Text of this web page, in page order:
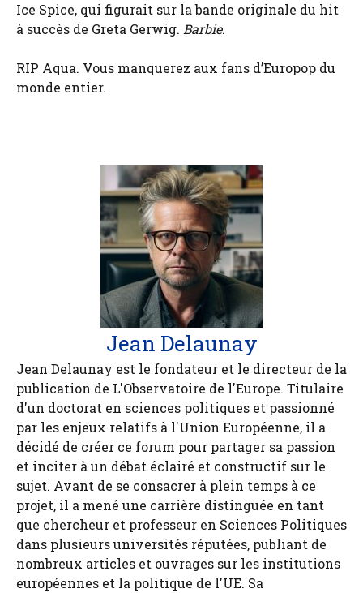
Ice Spice, qui figurait sur la bande originale du hit
à succès de Greta Gerwig. Barbie.
RIP Aqua. Vous manquerez aux fans d’Europop du
monde entier.
Jean Delaunay
Jean Delaunay est le fondateur et le directeur de la
publication de L'Observatoire de l'Europe. Titulaire
d'un doctorat en sciences politiques et passionné
par les enjeux relatifs à l'Union Européenne, il a
décidé de créer ce forum pour partager sa passion
et inciter à un débat éclairé et constructif sur le
sujet. Avant de se consacrer à plein temps à ce
projet, il a mené une carrière distinguée en tant
que chercheur et professeur en Sciences Politiques
dans plusieurs universités réputées, publiant de
nombreux articles et ouvrages sur les institutions
européennes et la politique de l'UE. Sa